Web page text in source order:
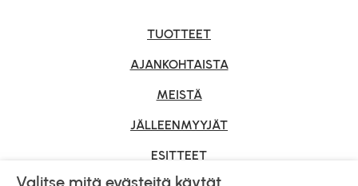
TUOTTEET
AJANKOHTAISTA
MEISTÄ
JÄLLEENMYYJÄT
ESITTEET
Valitse mitä evästeitä käytät